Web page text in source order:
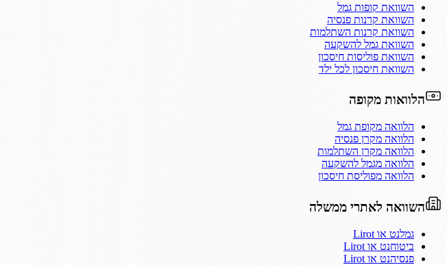
השוואת קופות גמל
השוואת קרנות פנסיה
השוואת קרנות השתלמות
השוואת גמל להשקעה
השוואת פוליסות חיסכון
השוואת חיסכון לכל ילד
הלוואות מקופה
הלוואה מקופת גמל
הלוואה מקרן פנסיה
הלוואה מקרן השתלמות
הלוואה מגמל להשקעה
הלוואה מפוליסת חיסכון
השוואה לאתרי ממשלה
גמלנט או Lirot
ביטוחנט או Lirot
פנסיהנט או Lirot